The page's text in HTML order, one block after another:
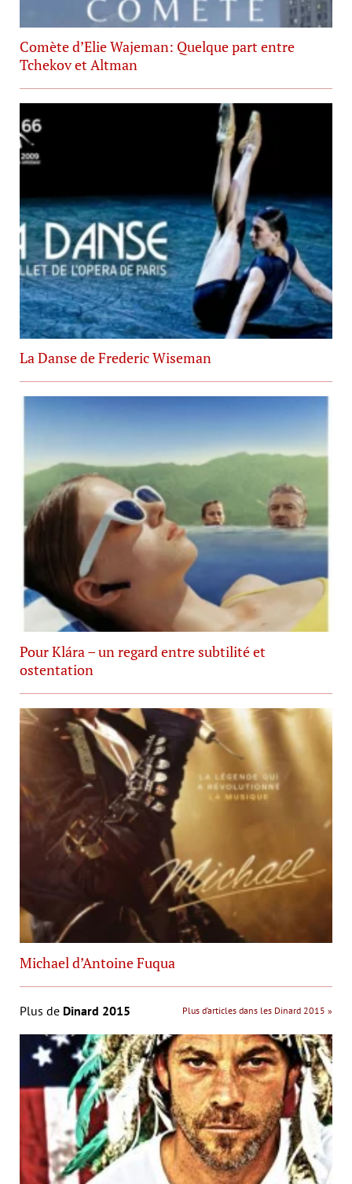
Comète d’Elie Wajeman: Quelque part entre
Tchekov et Altman
La Danse de Frederic Wiseman
Pour Klára – un regard entre subtilité et
ostentation
Michael d’Antoine Fuqua
Plus de Dinard 2015 Plus d’articles dans les Dinard 2015 »